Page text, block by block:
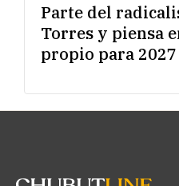
Parte del
Torres y piensa
propio para 2027